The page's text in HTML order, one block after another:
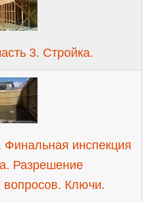
3. Стройка.
Финальная инспекция
Разрешение
вопросов. Ключи.